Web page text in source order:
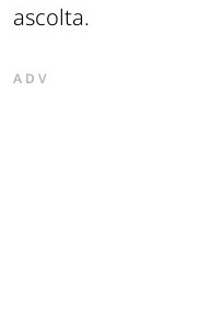
ascolta.
ADV